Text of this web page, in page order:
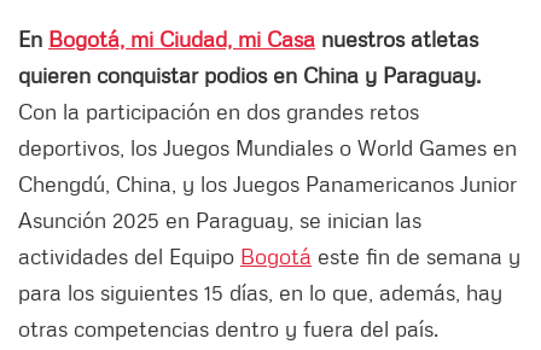
En Bogotá, mi Ciudad, mi Casa nuestros atletas
quieren conquistar podios en China y Paraguay.
Con la participación en dos grandes retos
deportivos, los Juegos Mundiales o World Games en
Chengdú, China, y los Juegos Panamericanos Junior
Asunción 2025 en Paraguay, se inician las
actividades del Equipo Bogotá este fin de semana y
para los siguientes 15 días, en lo que, además, hay
otras competencias dentro y fuera del país.